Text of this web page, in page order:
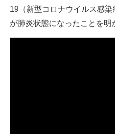
進化するPCとデバイスの未来
19（新型コロナウイルス感
が肺炎状態になったことを明